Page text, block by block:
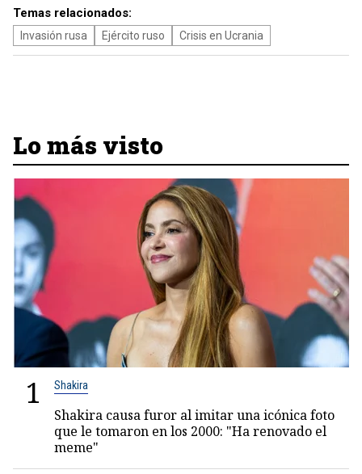
Temas relacionados:
Invasión rusa Ejército ruso Crisis en Ucrania
Lo más visto
1 Shakira
Shakira causa furor al imitar una icónica foto
que le tomaron en los 2000: "Ha renovado el
meme"